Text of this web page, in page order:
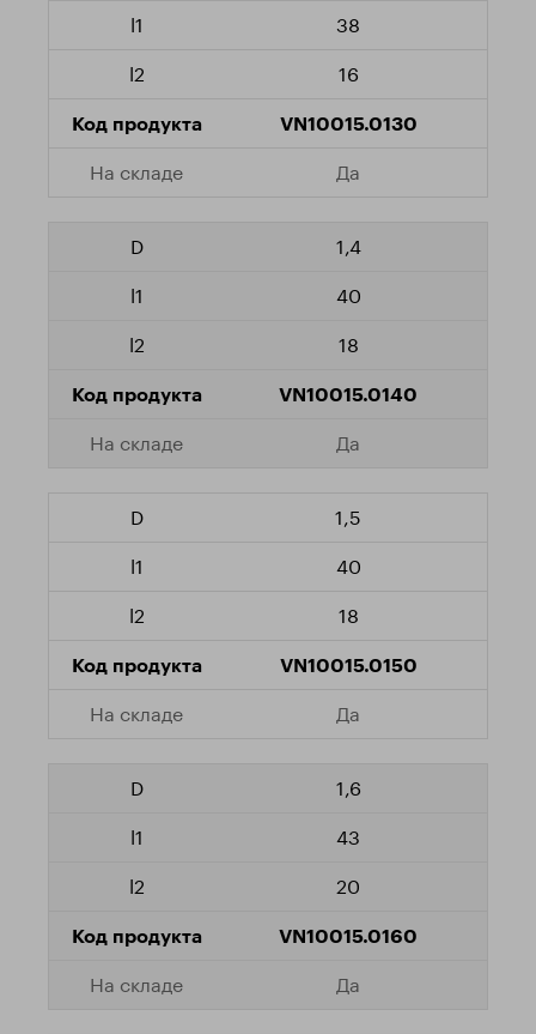
38
16
VN10015.0130
Да
1,4
40
18
VN10015.0140
Да
1,5
40
18
VN10015.0150
Да
1,6
43
20
VN10015.0160
Да